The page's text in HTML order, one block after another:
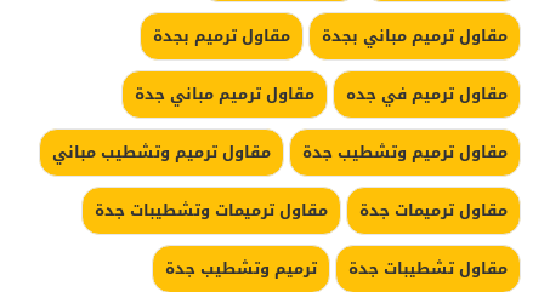
مقاول ترميم مباني بجدة
مقاول ترميم بجدة
مقاول ترميم في جده
مقاول ترميم مباني جدة
مقاول ترميم وتشطيب جدة
مقاول ترميم وتشطيب مباني
مقاول ترميمات جدة
مقاول ترميمات وتشطيبات جدة
مقاول تشطيبات جدة
ترميم وتشطيب جدة